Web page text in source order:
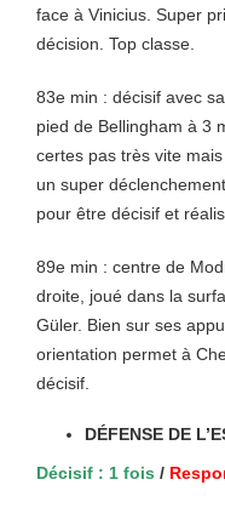
face à Vinicius. Super
décision. Top classe.
83e min : décisif avec
pied de Bellingham à 3
certes pas très vite
un super
pour être décisif et
89e min : centre de
droite, joué dans la
Güler. Bien sur ses
orientation permet à
décisif.
DÉFENSE DE
Décisif : 1 fois /